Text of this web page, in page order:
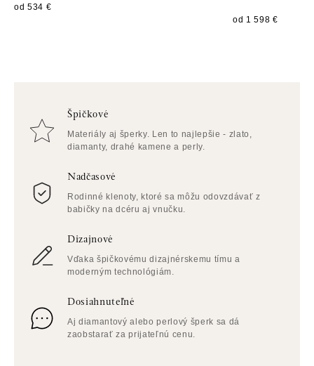
od 534 €
od 1 598 €
Špičkové
Materiály aj šperky. Len to najlepšie - zlato,
diamanty, drahé kamene a perly.
Nadčasové
Rodinné klenoty, ktoré sa môžu odovzdávať z
babičky na dcéru aj vnučku.
Dizajnové
Vďaka špičkovému dizajnérskemu tímu a
moderným technológiám.
Dosiahnuteľné
Aj diamantový alebo perlový šperk sa dá
zaobstarať za prijateľnú cenu.